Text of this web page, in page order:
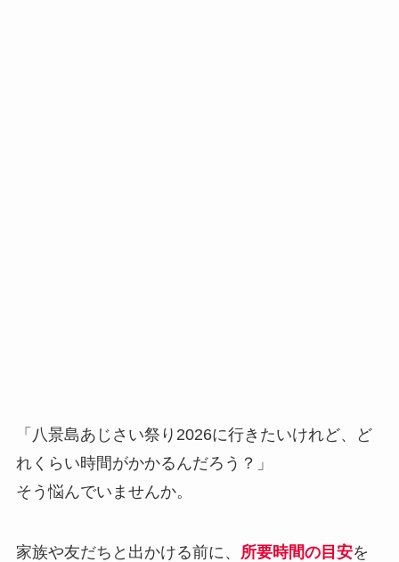
「八景島あじさい祭り2026に行きたいけれど、ど
れくらい時間がかかるんだろう？」
そう悩んでいませんか。
家族や友だちと出かける前に、 所要時間の目安を